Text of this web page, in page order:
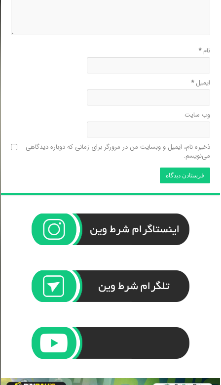
نام*
ایمیل*
وب‌ سایت
ذخیره نام، ایمیل و وبسایت من در مرورگر برای زمانی که دوباره دیدگاهی
می‌نویسم.